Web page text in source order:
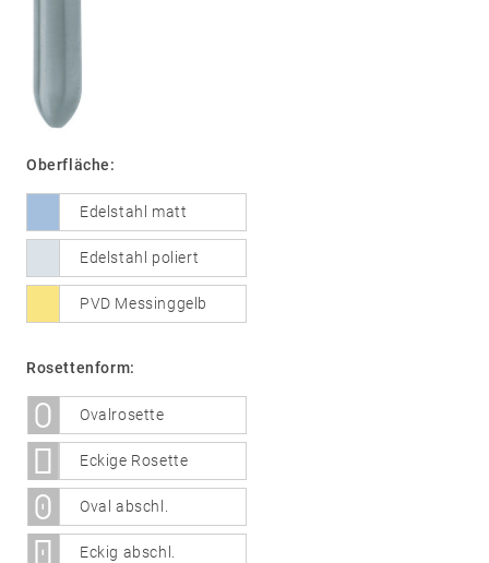
Technik
02Glastürbeschläge
Edelstahl
formspiele ®
03Fenstergriffe
Edelstahl
formspiele
04Weitere
Produkte
Flache Rosetten
Sicherheit
05Zubehör
Oberfläche:
Edelstahl matt
Edelstahl poliert
PVD Messinggelb
Rosettenform:
Ovalrosette
Eckige Rosette
Oval abschl.
Eckig abschl.